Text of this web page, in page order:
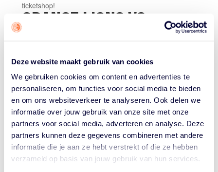
Deze website maakt gebruik van cookies
We gebruiken cookies om content en advertenties te
personaliseren, om functies voor social media te bieden
en om ons websiteverkeer te analyseren. Ook delen we
informatie over jouw gebruik van onze site met onze
partners voor social media, adverteren en analyse. Deze
partners kunnen deze gegevens combineren met andere
informatie die je aan ze hebt verstrekt of die ze hebben
verzameld op basis van jouw gebruik van hun services.
ticketshop!
ORANGE LIONS VS
ESTLAND 2026 (V)
doorIndi Alexander |Feb 10, 2026
Orange Lions Vrouwen 5-5 Tip-off: 19.30 uur Deuren
open: 18.30 uur (inclusief Orange Lions Square) Datum:
woensdag 11 maart 2026 Locatie: Topsportcentrum
Almere Klik hier voor de Basketball Nederland
ticketshop!